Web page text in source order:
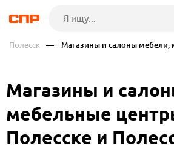
Полесск — Магазины и салоны мебели,
Магазины и
мебельные
Полесске и